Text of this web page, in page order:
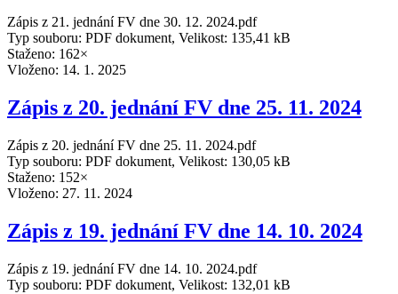
Zápis z 21. jednání FV dne 30. 12. 2024.pdf
Typ souboru: PDF dokument, Velikost: 135,41 kB
Staženo: 162×
Vloženo: 14. 1. 2025
Zápis z 20. jednání FV dne 25. 11. 2024
Zápis z 20. jednání FV dne 25. 11. 2024.pdf
Typ souboru: PDF dokument, Velikost: 130,05 kB
Staženo: 152×
Vloženo: 27. 11. 2024
Zápis z 19. jednání FV dne 14. 10. 2024
Zápis z 19. jednání FV dne 14. 10. 2024.pdf
Typ souboru: PDF dokument, Velikost: 132,01 kB